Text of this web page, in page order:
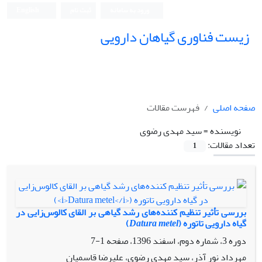
زیست فناوری گیاهان دارویی
صفحه اصلی
فهرست مقالات
نویسنده =سید مهدی رضوی
تعداد مقالات:
1
بررسی تأثیر تنظیم کننده‌های رشد گیاهی بر القای کالوس‌زایی در
گیاه دارویی تاتوره (Datura metel
)
دوره 3، شماره دوم، اسفند 1396، صفحه
1-7
مهرداد نور آذر، سید مهدی رضوی، علیرضا قاسمیان